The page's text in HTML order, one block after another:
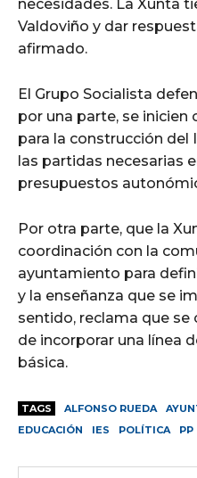
necesidades. La Xunta
Valdoviño y dar
afirmado.
El Grupo Socialista
por una parte, se
para la construcción del
las partidas necesarias
presupuestos
Por otra parte, que la
coordinación con la
ayuntamiento para
y la enseñanza que se
sentido, reclama que
de incorporar una línea
básica.
TAGS ALFONSO RUEDA
EDUCACIÓN
IES POLÍTICA PP